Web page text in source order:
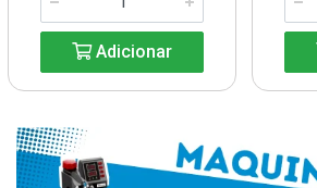
Adicionar